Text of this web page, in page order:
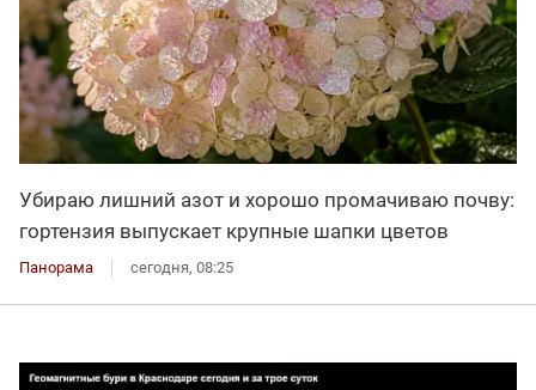
Убираю лишний азот и хорошо промачиваю почву:
гортензия выпускает крупные шапки цветов
Панорама сегодня, 08:25